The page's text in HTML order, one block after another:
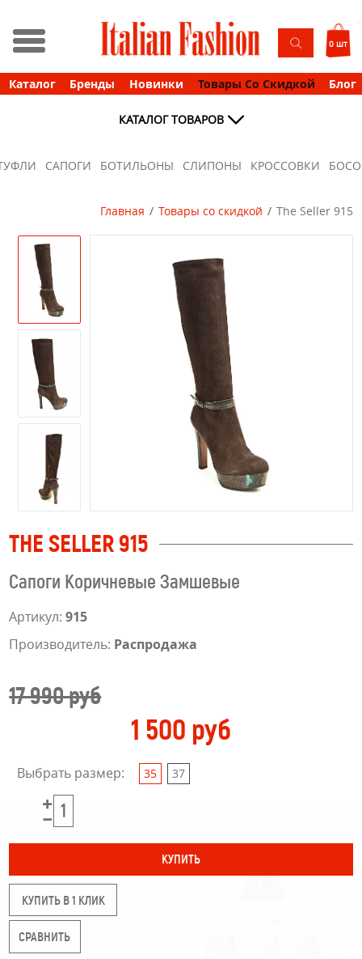
Каталог Бренды Новинки Товары Со Скидкой Блог
0 шт
КАТАЛОГ ТОВАРОВ
САПОГИ БОТИЛЬОНЫ СЛИПОНЫ КРОССОВКИ
Главная Товары со скидкой The Seller 915
THE SELLER 915
Сапоги Коричневые Замшевые
Артикул: 915
Производитель: Распродажа
17 990 руб
1 500 руб
Выбрать размер: 35 37
КУПИТЬ В 1 КЛИК